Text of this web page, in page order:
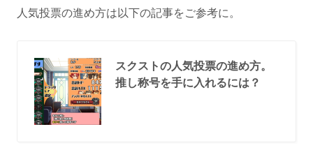
人気投票の進め方は以下の記事をご参考に。
スクストの人気投票の進め方。
推し称号を手に入れるには？